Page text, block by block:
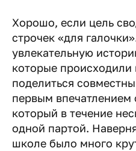
Хорошо, если цель
строчек «для
увлекательную
которые
поделиться
первым впечатлением
который в течение
одной партой.
школе было много